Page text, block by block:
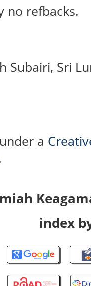
no refbacks.
Subairi, Sri
a
.
index